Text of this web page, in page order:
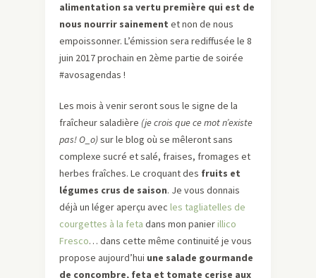
alimentation sa vertu première qui est de
nous nourrir sainement et non de nous
empoissonner. L’émission sera rediffusée le 8
juin 2017 prochain en 2ème partie de soirée
#avosagendas !
Les mois à venir seront sous le signe de la
fraîcheur saladière (je crois que ce mot n’existe
pas! O_o)sur le blog où se mêleront sans
complexe sucré et salé, fraises, fromages et
herbes fraîches. Le croquant des fruits et
légumes crus de saison. Je vous donnais
déjà un léger aperçu avec les tagliatelles de
courgettes à la feta dans mon panierillico
Fresco… dans cette même continuité je vous
propose aujourd’hui une salade gourmande
de concombre, feta et tomate cerise aux